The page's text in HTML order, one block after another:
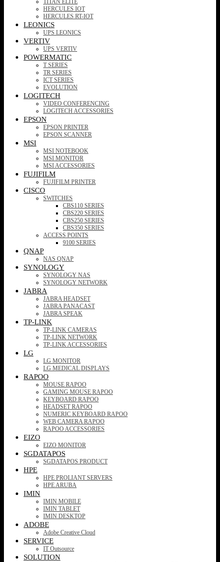
TITAN ELITE
HERCULES IOT
HERCULES RT-IOT
LEONICS
UPS LEONICS
VERTIV
UPS VERTIV
POWERMATIC
T SERIES
TR SERIES
ICT SERIES
EVOLUTION
LOGITECH
VIDEO CONFERENCING
LOGITECH ACCESSORIES
EPSON
EPSON PRINTER
EPSON SCANNER
MSI
MSI NOTEBOOK
MSI MONITOR
MSI ACCESSORIES
FUJIFILM
FUJIFILM PRINTER
CISCO
SWITCHES
CBS110 SERIES
CBS220 SERIES
CBS250 SERIES
CBS350 SERIES
ACCESS POINTS
9100 SERIES
QNAP
NAS QNAP
SYNOLOGY
SYNOLOGY NAS
SYNOLOGY NETWORK
JABRA
JABRA HEADSET
JABRA PANACAST
JABRA SPEAK
TP-LINK
TP-LINK CAMERAS
TP-LINK NETWORK
TP-LINK ACCESSORIES
LG
LG MONITOR
LG MEDICAL DISPLAYS
RAPOO
MOUSE RAPOO
GAMING MOUSE RAPOO
KEYBOARD RAPOO
HEADSET RAPOO
NUMERIC KEYBOARD RAPOO
WEB CAMERA RAPOO
RAPOO ACCESSORIES
EIZO
EIZO MONITOR
SGDATAPOS
SGDATAPOS PRODUCT
HPE
HPE PROLIANT SERVERS
HPE ARUBA
IMIN
IMIN MOBILE
IMIN TABLET
IMIN DESKTOP
ADOBE
Adobe Creative Cloud
SERVICE
IT Outsource
SOLUTION